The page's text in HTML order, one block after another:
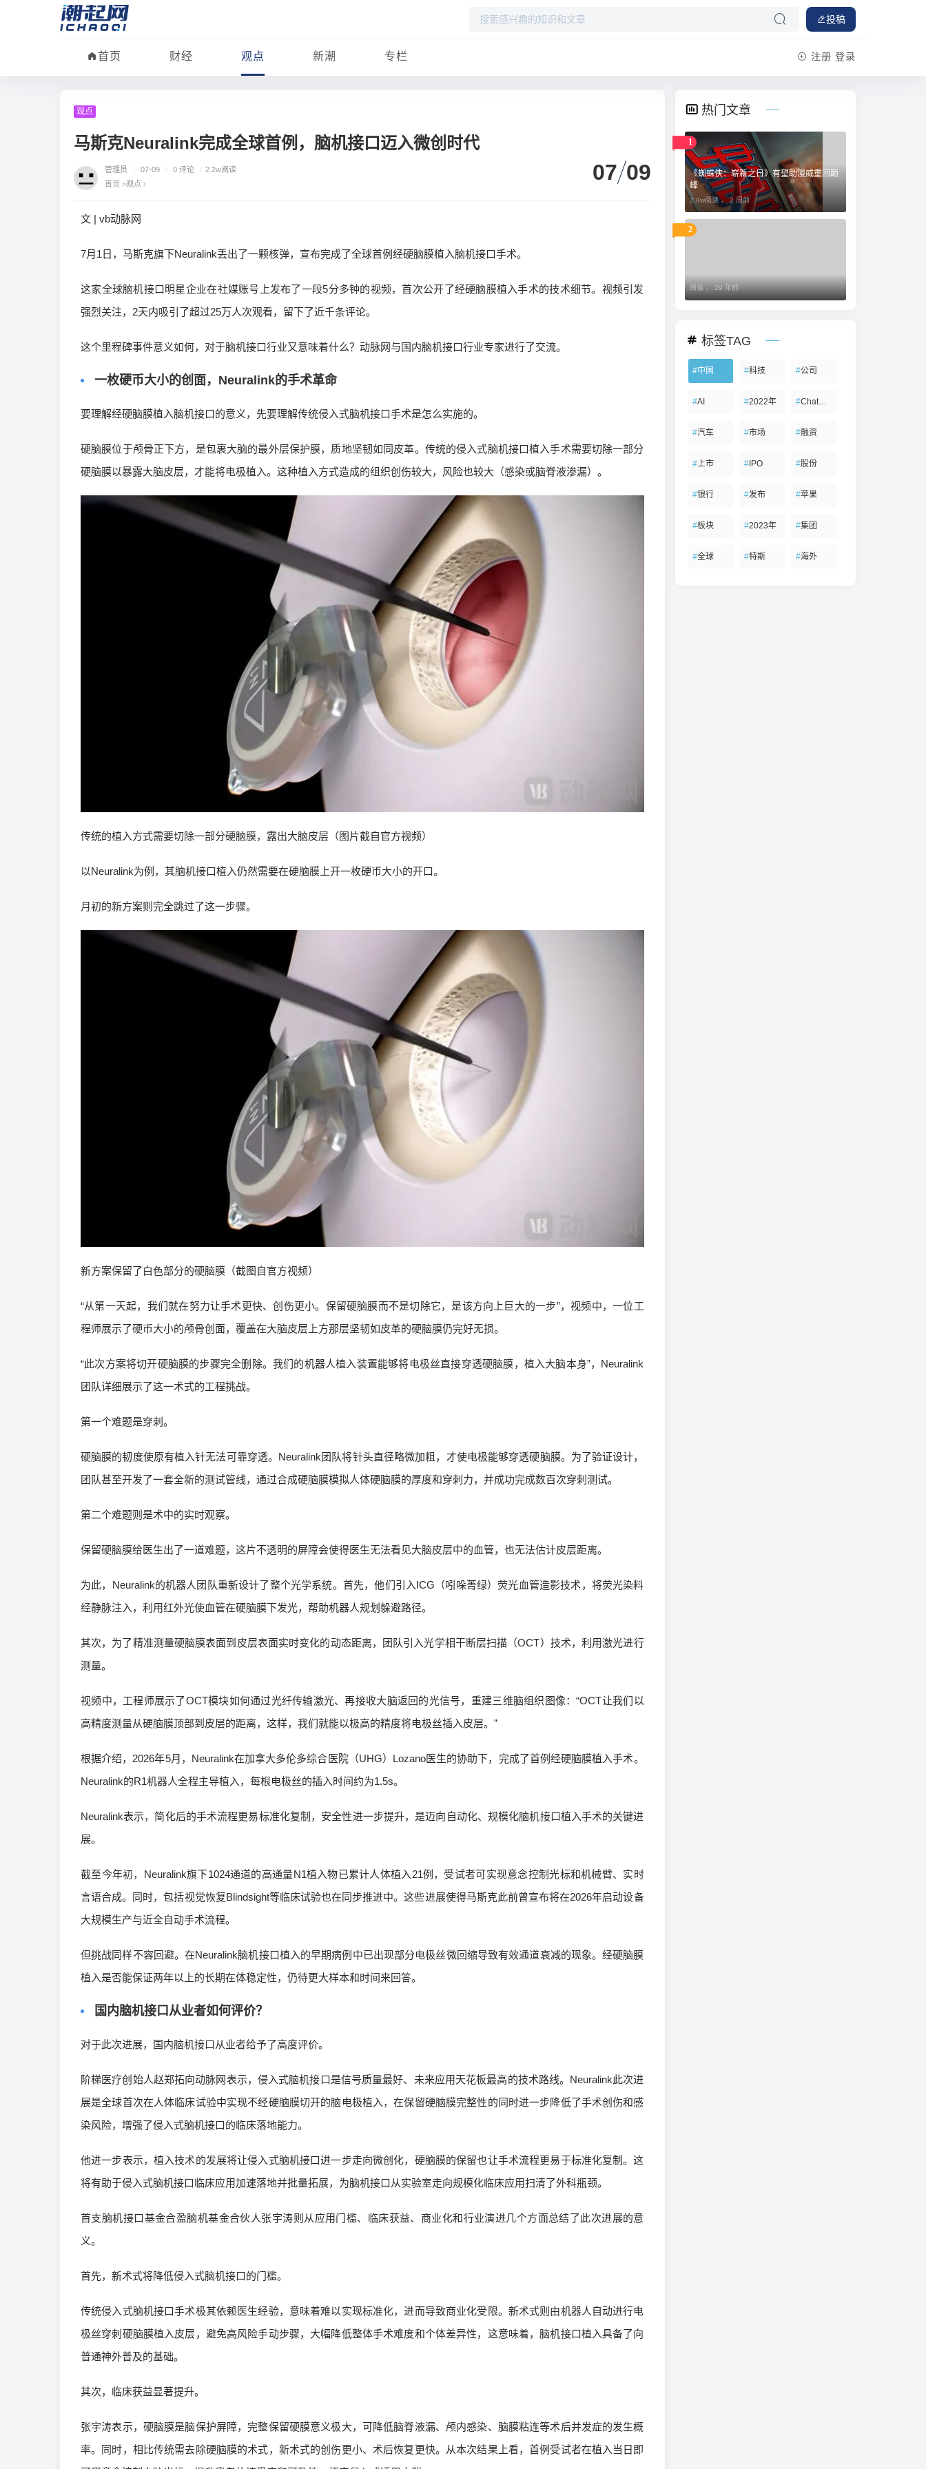
投稿
首页 财经 观点 新潮 专栏 注册 登录
观点
马斯克Neuralink完成全球首例，脑机接口迈入微创时代
管理员 / 07-09 / 0 评论 / 2.2w阅读
首页 >观点 › 07 09
文 | vb动脉网
7月1日，马斯克旗下Neuralink丢出了一颗核弹，宣布完成了全球首例经硬脑膜植入脑机接口手术。
这家全球脑机接口明星企业在社媒账号上发布了一段5分多钟的视频，首次公开了经硬脑膜植入手术的技术细节。视频引发
强烈关注，2天内吸引了超过25万人次观看，留下了近千条评论。
这个里程碑事件意义如何，对于脑机接口行业又意味着什么？动脉网与国内脑机接口行业专家进行了交流。
一枚硬币大小的创面，Neuralink的手术革命
要理解经硬脑膜植入脑机接口的意义，先要理解传统侵入式脑机接口手术是怎么实施的。
硬脑膜位于颅骨正下方，是包裹大脑的最外层保护膜，质地坚韧如同皮革。传统的侵入式脑机接口植入手术需要切除一部分
硬脑膜以暴露大脑皮层，才能将电极植入。这种植入方式造成的组织创伤较大，风险也较大（感染或脑脊液渗漏）。
传统的植入方式需要切除一部分硬脑膜，露出大脑皮层（图片截自官方视频）
以Neuralink为例，其脑机接口植入仍然需要在硬脑膜上开一枚硬币大小的开口。
月初的新方案则完全跳过了这一步骤。
新方案保留了白色部分的硬脑膜（截图自官方视频）
“从第一天起，我们就在努力让手术更快、创伤更小。保留硬脑膜而不是切除它，是该方向上巨大的一步”，视频中，一位工
程师展示了硬币大小的颅骨创面，覆盖在大脑皮层上方那层坚韧如皮革的硬脑膜仍完好无损。
“此次方案将切开硬脑膜的步骤完全删除。我们的机器人植入装置能够将电极丝直接穿透硬脑膜，植入大脑本身”，Neuralink
团队详细展示了这一术式的工程挑战。
第一个难题是穿刺。
硬脑膜的韧度使原有植入针无法可靠穿透。Neuralink团队将针头直径略微加粗，才使电极能够穿透硬脑膜。为了验证设计，
团队甚至开发了一套全新的测试管线，通过合成硬脑膜模拟人体硬脑膜的厚度和穿刺力，并成功完成数百次穿刺测试。
第二个难题则是术中的实时观察。
保留硬脑膜给医生出了一道难题，这片不透明的屏障会使得医生无法看见大脑皮层中的血管，也无法估计皮层距离。
为此，Neuralink的机器人团队重新设计了整个光学系统。首先，他们引入ICG（吲哚菁绿）荧光血管造影技术，将荧光染料
经静脉注入，利用红外光使血管在硬脑膜下发光，帮助机器人规划躲避路径。
其次，为了精准测量硬脑膜表面到皮层表面实时变化的动态距离，团队引入光学相干断层扫描（OCT）技术，利用激光进行
测量。
视频中，工程师展示了OCT模块如何通过光纤传输激光、再接收大脑返回的光信号，重建三维脑组织图像：“OCT让我们以
高精度测量从硬脑膜顶部到皮层的距离，这样，我们就能以极高的精度将电极丝插入皮层。”
根据介绍，2026年5月，Neuralink在加拿大多伦多综合医院（UHG）Lozano医生的协助下，完成了首例经硬脑膜植入手术。
Neuralink的R1机器人全程主导植入，每根电极丝的插入时间约为1.5s。
Neuralink表示，简化后的手术流程更易标准化复制，安全性进一步提升，是迈向自动化、规模化脑机接口植入手术的关键进
展。
截至今年初，Neuralink旗下1024通道的高通量N1植入物已累计人体植入21例，受试者可实现意念控制光标和机械臂、实时
言语合成。同时，包括视觉恢复Blindsight等临床试验也在同步推进中。这些进展使得马斯克此前曾宣布将在2026年启动设备
大规模生产与近全自动手术流程。
但挑战同样不容回避。在Neuralink脑机接口植入的早期病例中已出现部分电极丝微回缩导致有效通道衰减的现象。经硬脑膜
植入是否能保证两年以上的长期在体稳定性，仍待更大样本和时间来回答。
国内脑机接口从业者如何评价？
对于此次进展，国内脑机接口从业者给予了高度评价。
阶梯医疗创始人赵郑拓向动脉网表示，侵入式脑机接口是信号质量最好、未来应用天花板最高的技术路线。Neuralink此次进
展是全球首次在人体临床试验中实现不经硬脑膜切开的脑电极植入，在保留硬脑膜完整性的同时进一步降低了手术创伤和感
染风险，增强了侵入式脑机接口的临床落地能力。
他进一步表示，植入技术的发展将让侵入式脑机接口进一步走向微创化，硬脑膜的保留也让手术流程更易于标准化复制。这
将有助于侵入式脑机接口临床应用加速落地并批量拓展，为脑机接口从实验室走向规模化临床应用扫清了外科瓶颈。
首支脑机接口基金合盈脑机基金合伙人张宇涛则从应用门槛、临床获益、商业化和行业演进几个方面总结了此次进展的意
义。
首先，新术式将降低侵入式脑机接口的门槛。
传统侵入式脑机接口手术极其依赖医生经验，意味着难以实现标准化，进而导致商业化受限。新术式则由机器人自动进行电
极丝穿刺硬脑膜植入皮层，避免高风险手动步骤，大幅降低整体手术难度和个体差异性，这意味着，脑机接口植入具备了向
普通神外普及的基础。
其次，临床获益显著提升。
张宇涛表示，硬脑膜是脑保护屏障，完整保留硬膜意义极大，可降低脑脊液漏、颅内感染、脑膜粘连等术后并发症的发生概
率。同时，相比传统需去除硬脑膜的术式，新术式的创伤更小、术后恢复更快。从本次结果上看，首例受试者在植入当日即
热门文章
1
《蜘蛛侠：崭新之日》有望助漫威重回巅
峰
2.9w阅读 ，2 周前
2
阅读 ， 29 年前
标签TAG
#中国 #科技 #公司
#AI #2022年 #ChatGPT
#汽车 #市场 #融资
#上市 #IPO #股份
#银行 #发布 #苹果
#板块 #2023年 #集团
#全球 #特斯 #海外